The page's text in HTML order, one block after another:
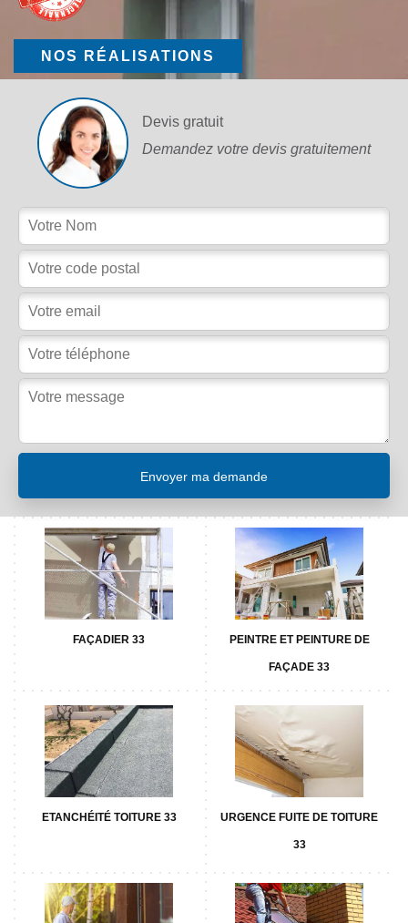
NOS RÉALISATIONS
Devis gratuit
Demandez votre devis gratuitement
FAÇADIER 33 PEINTRE ET PEINTURE DE
FAÇADE 33
ETANCHÉITÉ TOITURE 33 URGENCE FUITE DE TOITURE
33